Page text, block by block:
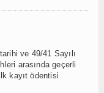
ve 49/41 Sayılı
arasında geçerli
İlk kayıt ödentisi